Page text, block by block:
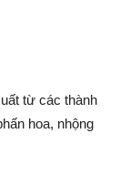
từ các thành
hoa, nhộng